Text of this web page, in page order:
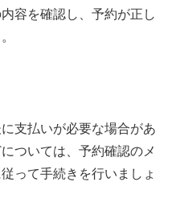
容を確認し、予約が正し
支払いが必要な場合があ
ついては、予約確認のメ
って手続きを行いましょ